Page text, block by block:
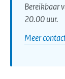
Bereikbaar
20.00 uur.
Meer